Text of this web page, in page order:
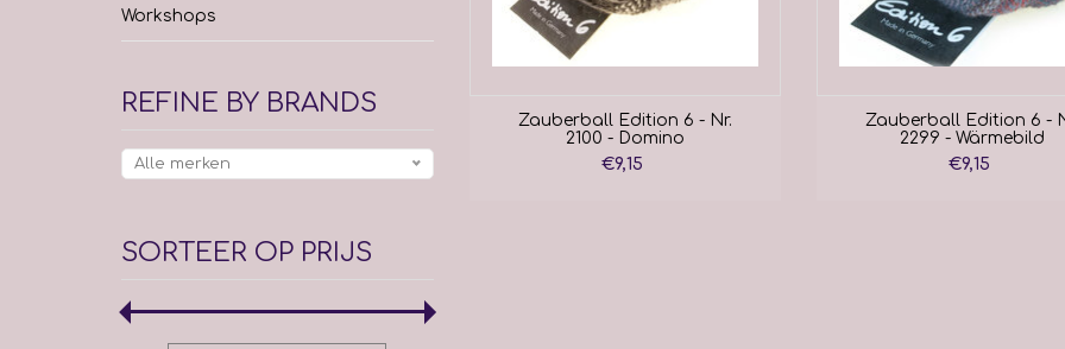
Workshops
REFINE BY BRANDS
Alle merken
SORTEER OP PRIJS
Zauberball Edition 6 - Nr.
2100 - Domino
€9,15
Zauberball Edition 6 -
2299 - Wärmebild
€9,15